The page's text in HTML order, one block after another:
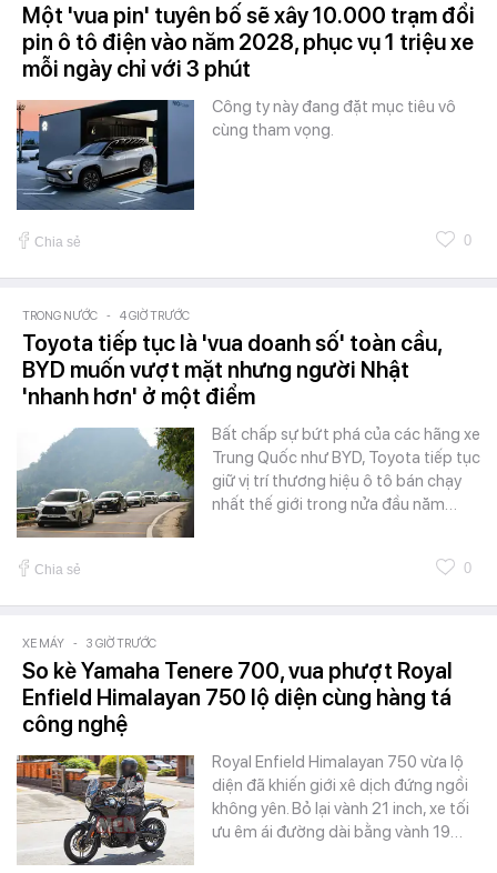
Một 'vua pin' tuyên bố sẽ xây 10.000 trạm đổi
pin ô tô điện vào năm 2028, phục vụ 1 triệu xe
mỗi ngày chỉ với 3 phút
Công ty này đang đặt mục tiêu vô
cùng tham vọng.
Chia sẻ 0
TRONG NƯỚC - 4 GIỜ TRƯỚC
Toyota tiếp tục là 'vua doanh số' toàn cầu,
BYD muốn vượt mặt nhưng người Nhật
'nhanh hơn' ở một điểm
Bất chấp sự bứt phá của các hãng xe
Trung Quốc như BYD, Toyota tiếp tục
giữ vị trí thương hiệu ô tô bán chạy
nhất thế giới trong nửa đầu năm…
Chia sẻ 0
XE MÁY - 3 GIỜ TRƯỚC
So kè Yamaha Tenere 700, vua phượt Royal
Enfield Himalayan 750 lộ diện cùng hàng tá
công nghệ
Royal Enfield Himalayan 750 vừa lộ
diện đã khiến giới xê dịch đứng ngồi
không yên. Bỏ lại vành 21 inch, xe tối
ưu êm ái đường dài bằng vành 19…